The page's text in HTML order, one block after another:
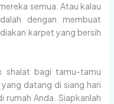
semua. Atau kalau
dengan membuat
karpet yang bersih
shalat bagi tamu-tamu
datang di siang hari
rumah Anda. Siapkanlah